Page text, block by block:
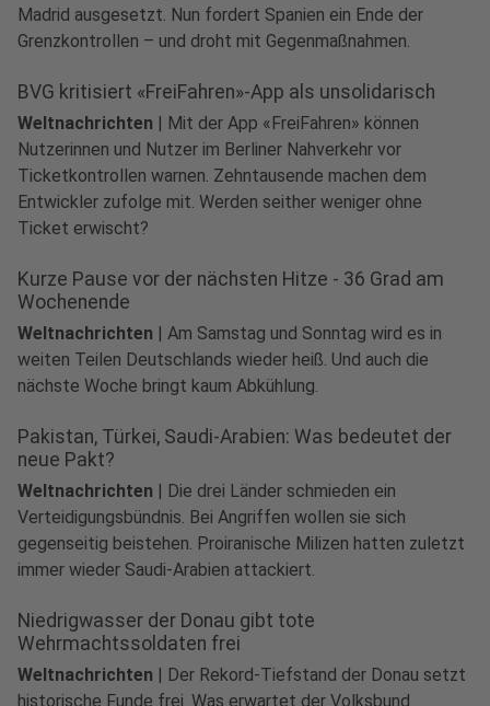
Madrid ausgesetzt. Nun fordert Spanien ein Ende der
Grenzkontrollen – und droht mit Gegenmaßnahmen.
BVG kritisiert «FreiFahren»-App als unsolidarisch
Weltnachrichten | Mit der App «FreiFahren» können
Nutzerinnen und Nutzer im Berliner Nahverkehr vor
Ticketkontrollen warnen. Zehntausende machen dem
Entwickler zufolge mit. Werden seither weniger ohne
Ticket erwischt?
Kurze Pause vor der nächsten Hitze - 36 Grad am
Wochenende
Weltnachrichten | Am Samstag und Sonntag wird es in
weiten Teilen Deutschlands wieder heiß. Und auch die
nächste Woche bringt kaum Abkühlung.
Pakistan, Türkei, Saudi-Arabien: Was bedeutet der
neue Pakt?
Weltnachrichten | Die drei Länder schmieden ein
Verteidigungsbündnis. Bei Angriffen wollen sie sich
gegenseitig beistehen. Proiranische Milizen hatten zuletzt
immer wieder Saudi-Arabien attackiert.
Niedrigwasser der Donau gibt tote
Wehrmachtssoldaten frei
Weltnachrichten | Der Rekord-Tiefstand der Donau setzt
historische Funde frei. Was erwartet der Volksbund